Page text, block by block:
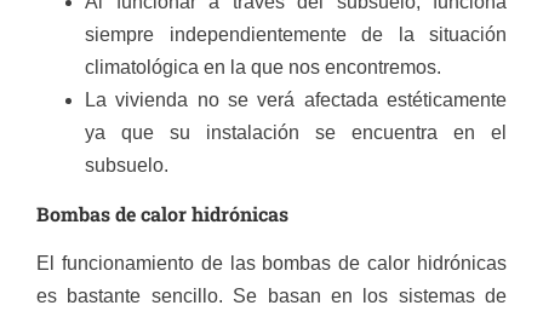
siempre independientemente de la situación
climatológica en la que nos encontremos.
La vivienda no se verá afectada estéticamente
ya que su instalación se encuentra en el
subsuelo.
Bombas de calor hidrónicas
El funcionamiento de las bombas de calor hidrónicas
es bastante sencillo. Se basan en los sistemas de